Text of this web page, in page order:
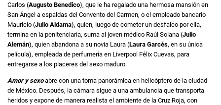
Carlos (Augusto Benedico), que le ha regalado una hermosa mansión en
San Ángel a espaldas del Convento del Carmen, o el empleado bancario
Mauricio (Julio Aldama), quien, luego de cometer un desfalco por ella,
termina en la penitenciaría, suma al joven médico Raúl Solana (Julio
Alemán), quien abandona a su novia Laura (Laura Garcés, en su única
película), empleada de perfumería en Liverpool Félix Cuevas, para
entregarse a los placeres del sexo maduro.
Amor y sexoabre con una toma panorámica en helicóptero de la ciudad
de México. Después, la cámara sigue a una ambulancia que transporta
heridos y expone de manera realista el ambiente de la Cruz Roja, con